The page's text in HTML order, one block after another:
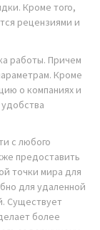
Кроме того,
рецензиями и
работы. Причем
Кроме
о компаниях и
с любого
предоставить
точки мира для
для удаленной
Существует
более